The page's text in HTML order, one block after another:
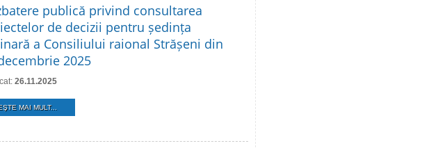
publică privind consultarea
de decizii pentru ședința
a Consiliului raional Strășeni din
2025
26.11.2025
MAI MULT...